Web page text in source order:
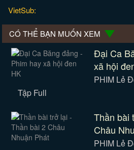
VietSub:
CÓ THỂ BẠN MUỐN XEM
Đại Ca
xã hội
PHIM Lẻ
Tập Full
Thần bài
Châu
PHIM Lẻ